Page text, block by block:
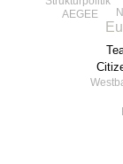
AEGEE